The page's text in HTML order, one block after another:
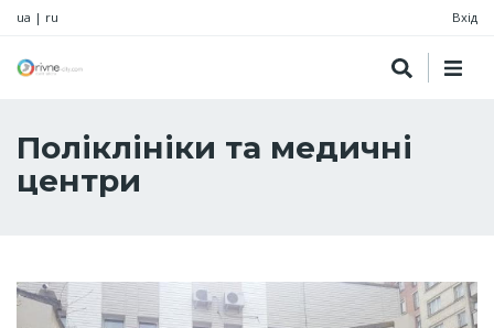
ua | ru Вхід
Поліклініки та медичні
центри